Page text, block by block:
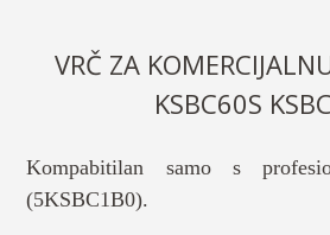
VRČ ZA
KSBC60S
Kompabitilan samo s
(5KSBC1B0).